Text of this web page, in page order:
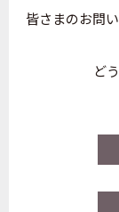
皆さまのお問
ど